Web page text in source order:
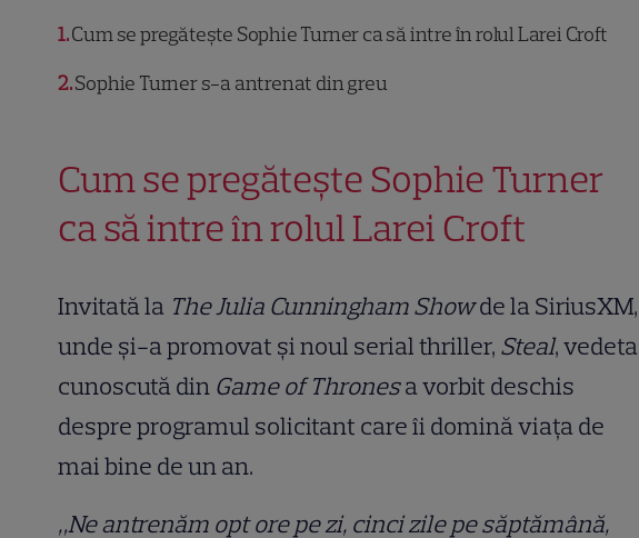
1Cum se pregătește Sophie Turner ca să intre în rolul Larei Croft
2Sophie Turner s-a antrenat din greu
Cum se pregătește Sophie Turner
ca să intre în rolul Larei Croft
Invitată la The Julia Cunningham Showde la SiriusXM,
unde și-a promovat și noul serial thriller, Steal, vedeta
cunoscută din Game of Thronesa vorbit deschis
despre programul solicitant care îi domină viața de
mai bine de un an.
„Ne antrenăm opt ore pe zi, cinci zile pe săptămână,